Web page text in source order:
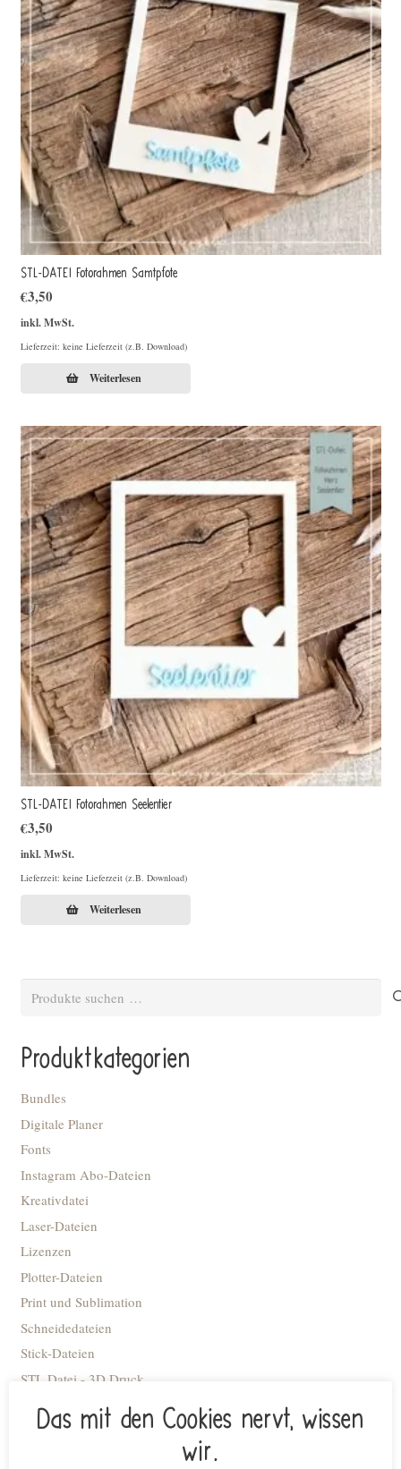
STL-DATEI Fotorahmen Samtpfote
€3,50
inkl. MwSt.
Lieferzeit: keine Lieferzeit (z.B. Download)
Weiterlesen
STL-DATEI Fotorahmen Seelentier
€3,50
inkl. MwSt.
Lieferzeit: keine Lieferzeit (z.B. Download)
Weiterlesen
Suchen
Produktkategorien
Bundles
Digitale Planer
Fonts
Instagram Abo-Dateien
Kreativdatei
Laser-Dateien
Lizenzen
Plotter-Dateien
Print und Sublimation
Schneidedateien
Stick-Dateien
STL Datei - 3D Druck
Advent
Anhänger
Das mit den Cookies nervt, wissen
wir.